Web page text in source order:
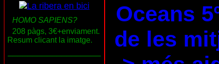
HOMO SAPIENS?
208 pàgs, 3€+enviament.
Resum clicant la imatge.
Oceans
de les